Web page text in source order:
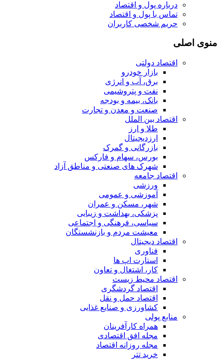
درباره پول و اقتصاد
تماس با پول و اقتصاد
حریم شخصی کاربران
منوی اصلی
اقتصاد دولتی
بازار خودرو
برق، آب و انرژی
نفت و پتروشیمی
بانک، بیمه و بودجه
صنعت و معدن و تجارت
اقتصاد بین الملل
طلا و ارز
ارزدیجیتال
بازرگانی و گمرک
بورس، سهام و فارکس
شهرک های صنعتی و مناطق آزاد
اقتصاد جامعه
ورزشی
آموزشی و عمومی
شهر، مسکن و عمران
پزشکی، بهداشت و زیبایی
سیاسی، فرهنگی و اجتماعی
معیشت مردم و بازنشستگان
اقتصاد دیجیتال
فناوری
استارت اپ ها
کار، اشتغال و تعاون
اقتصاد محیط زیست
اقتصاد گردشگری
اقتصاد حمل و نقل
کشاورزی و صنایع غذایی
منابع پولی
همراه کارآفرینان
مجله افق اقتصادی
مجله روزانه اقتصاد
خرید تتر